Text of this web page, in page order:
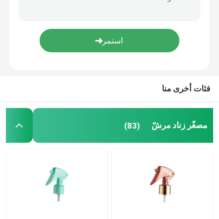
مضخة مستحضرات التجميل الصيدلي
موزع مضخة كريم
مضخة العطور البخاخ
فئات أخرى منا
مصغّر زناد مرشّ (83)